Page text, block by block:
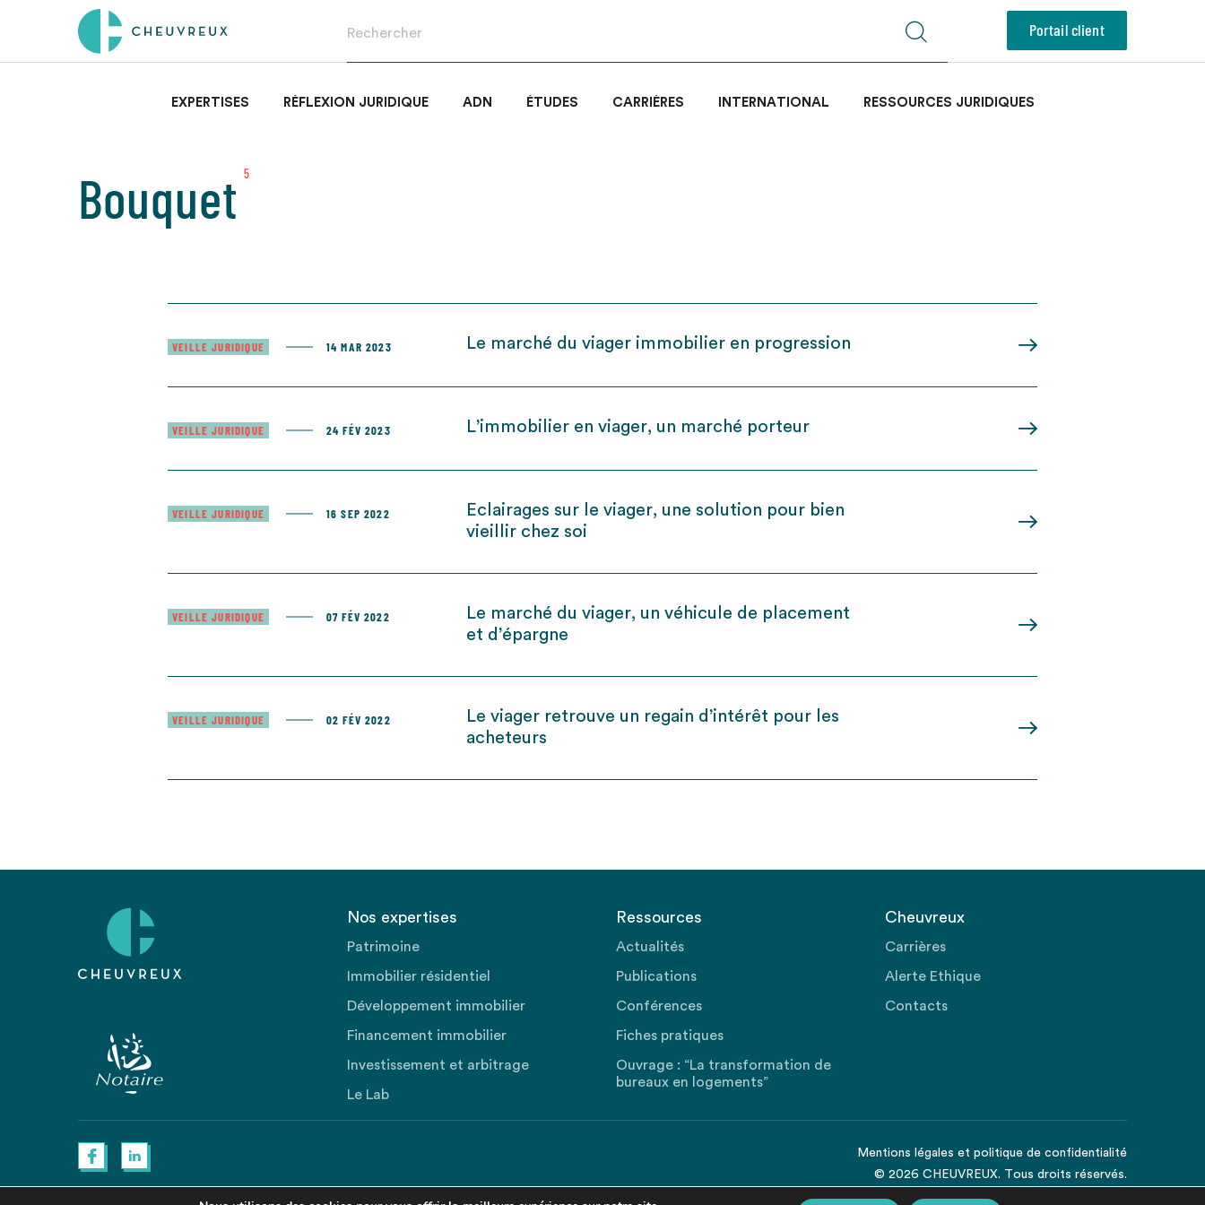
Portail client
EXPERTISES RÉFLEXION JURIDIQUE ADN ÉTUDES CARRIÈRES INTERNATIONAL RESSOURCES JURIDIQUES
Bouquet 5
VEILLE JURIDIQUE 14 MAR 2023 Le marché du viager immobilier en progression
VEILLE JURIDIQUE 24 FÉV 2023 L’immobilier en viager, un marché porteur
VEILLE JURIDIQUE 16 SEP 2022
Eclairages sur le viager, une solution pour bien
vieillir chez soi
VEILLE JURIDIQUE 07 FÉV 2022
Le marché du viager, un véhicule de placement
et d’épargne
VEILLE JURIDIQUE 02 FÉV 2022
Le viager retrouve un regain d’intérêt pour les
acheteurs
Nos expertises
Patrimoine
Immobilier résidentiel
Développement immobilier
Financement immobilier
Investissement et arbitrage
Le Lab
Ressources
Actualités
Publications
Conférences
Fiches pratiques
Ouvrage : “La transformation de
bureaux en logements”
Cheuvreux
Carrières
Alerte Ethique
Contacts
Mentions légales et politique de confidentialité
© 2026 CHEUVREUX. Tous droits réservés.